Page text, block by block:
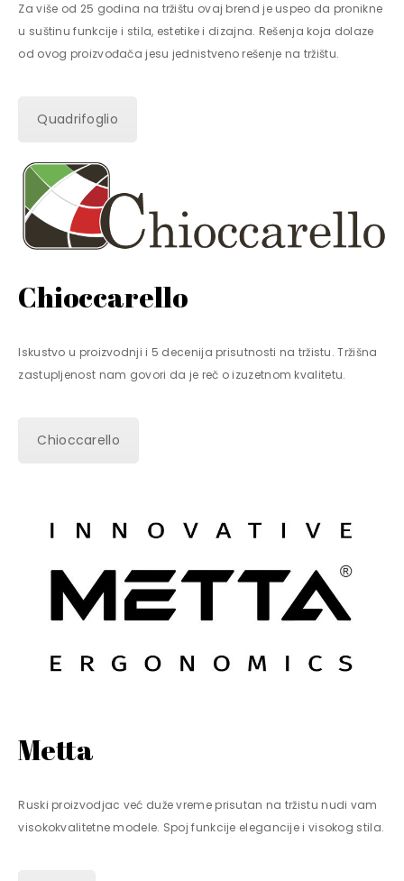
Za više od 25 godina na tržištu ovaj brend je uspeo da pronikne
u suštinu funkcije i stila, estetike i dizajna. Rešenja koja dolaze
od ovog proizvođača jesu jednistveno rešenje na tržištu.
Quadrifoglio
Chioccarello
Iskustvo u proizvodnji i 5 decenija prisutnosti na tržistu. Tržišna
zastupljenost nam govori da je reč o izuzetnom kvalitetu.
Chioccarello
Metta
Ruski proizvodjac već duže vreme prisutan na tržistu nudi vam
visokokvalitetne modele. Spoj funkcije elegancije i visokog stila.